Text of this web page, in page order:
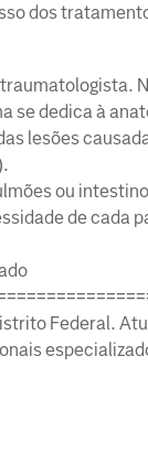
dos
se dedica à
lesões
ou
de cada
Federal.